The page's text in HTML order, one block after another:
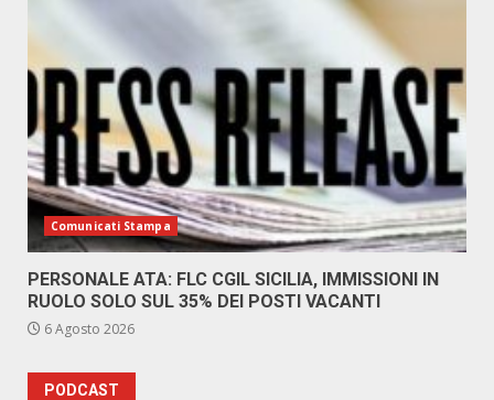
Comunicati Stampa
PERSONALE ATA: FLC CGIL SICILIA, IMMISSIONI IN
RUOLO SOLO SUL 35% DEI POSTI VACANTI
6 Agosto 2026
PODCAST